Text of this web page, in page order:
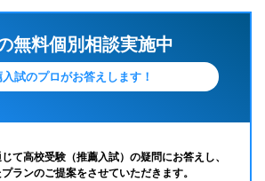
無料個別相談実施中
試のプロがお答えします！
て高校受験（推薦入試）の疑問にお答えし、
ランのご提案をさせていただきます。